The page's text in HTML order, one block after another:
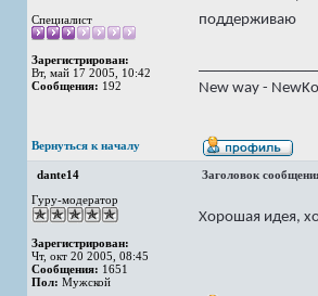
Специалист
Зарегистрирован:
Вт, май 17 2005, 10:42
Сообщения: 192
поддерживаю
New way -
Вернуться к началу
dante14 Заголовок
Гуру-модератор
Зарегистрирован:
Чт, окт 20 2005, 08:45
Сообщения: 1651
Пол: Мужской
Хорошая идея,